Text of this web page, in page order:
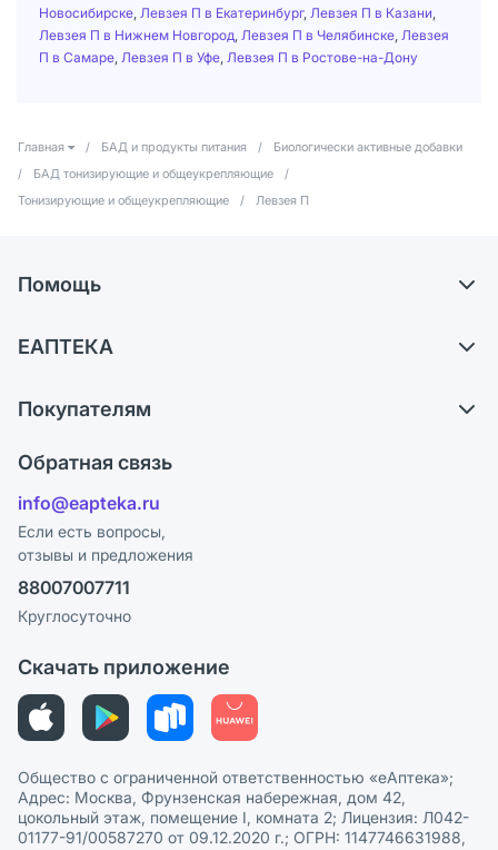
Новосибирске Левзея П в Екатеринбург, Левзея П в Казани
Левзея П в Нижнем Новгород Левзея П в Челябинске Левзея
П в Самаре Левзея П в Уфе Левзея П в Ростове-на-Дону
Главная / БАД и продукты питания /
Биологически активные добавки
/
БАД тонизирующие и общеукрепляющие
/
Тонизирующие и общеукрепляющие
/ Левзея П
Помощь
Самовывоз из аптек
Ответы на вопросы
Блог
ЕАПТЕКА
Карьера
Поставщики
Лицензия
Реклама на сайте
Ваши товары на ЕАПТЕКЕ
Покупателям
Программа СберСпасибо
Политика конфиденциальности
Пользовательское соглашение
Политика рекомендаций
Этика и соответствие
Политика в отношении обработки персональных данных
Обратная связь
info@eapteka.ru
Если есть вопросы,
отзывы и предложения
88007007711
Круглосуточно
Скачать приложение
Общество с ограниченной ответственностью «еАптека»;
Адрес: Москва, Фрунзенская набережная, дом 42,
цокольный этаж, помещение I, комната 2; Лицензия: Л042-
01177-91/00587270 от 09.12.2020 г.; ОГРН: 1147746631988,